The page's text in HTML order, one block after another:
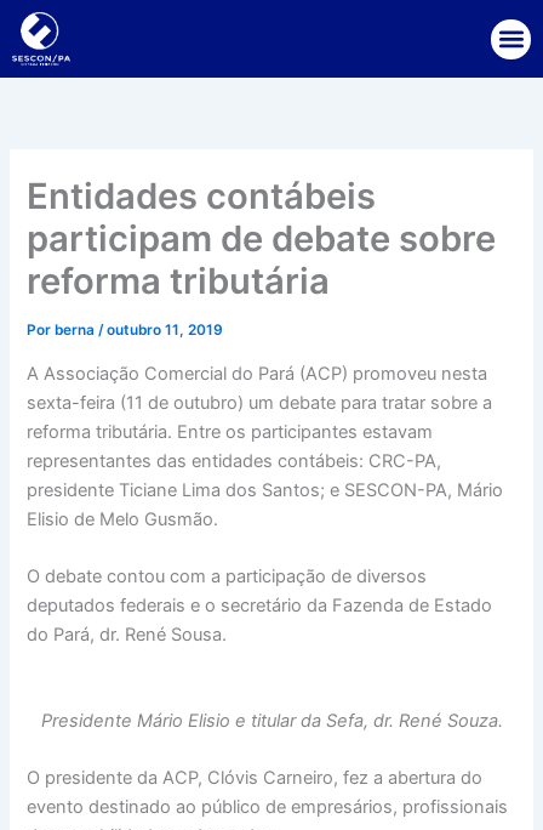
para
Entidades contábeis
participam de debate sobre
reforma tributária
Por berna/outubro 11, 2019
A Associação Comercial do Pará (ACP) promoveu nesta
sexta-feira (11 de outubro) um debate para tratar sobre a
reforma tributária. Entre os participantes estavam
representantes das entidades contábeis: CRC-PA,
presidente Ticiane Lima dos Santos; e SESCON-PA, Mário
Elisio de Melo Gusmão.
O debate contou com a participação de diversos
deputados federais e o secretário da Fazenda de Estado
do Pará, dr. René Sousa.
Presidente Mário Elisio e titular da Sefa, dr. René Souza.
O presidente da ACP, Clóvis Carneiro, fez a abertura do
evento destinado ao público de empresários, profissionais